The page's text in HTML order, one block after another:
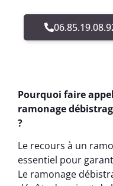
Pourquoi faire
ramonage
?
Le recours à un
essentiel pour
Le ramonage